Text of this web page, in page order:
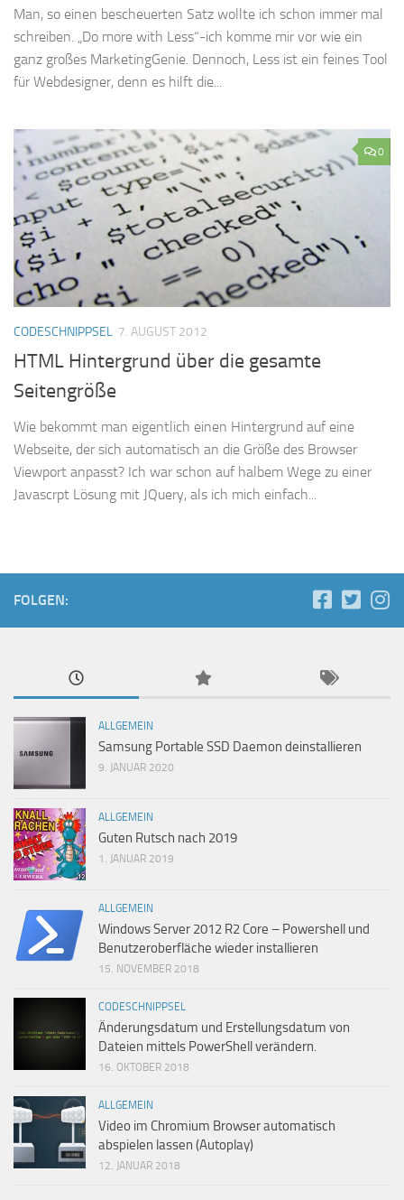
Man, so einen bescheuerten Satz wollte ich schon immer mal
schreiben. „Do more with Less“-ich komme mir vor wie ein
ganz großes MarketingGenie. Dennoch, Less ist ein feines Tool
für Webdesigner, denn es hilft die...
0
CODESCHNIPPSEL 7. AUGUST 2012
HTML Hintergrund über die gesamte
Seitengröße
Wie bekommt man eigentlich einen Hintergrund auf eine
Webseite, der sich automatisch an die Größe des Browser
Viewport anpasst? Ich war schon auf halbem Wege zu einer
Javascrpt Lösung mit JQuery, als ich mich einfach...
FOLGEN:
ALLGEMEIN
Samsung Portable SSD Daemon deinstallieren
9. JANUAR 2020
ALLGEMEIN
Guten Rutsch nach 2019
1. JANUAR 2019
ALLGEMEIN
Windows Server 2012 R2 Core – Powershell und
Benutzeroberfläche wieder installieren
15. NOVEMBER 2018
CODESCHNIPPSEL
Änderungsdatum und Erstellungsdatum von
Dateien mittels PowerShell verändern.
16. OKTOBER 2018
ALLGEMEIN
Video im Chromium Browser automatisch
abspielen lassen (Autoplay)
12. JANUAR 2018